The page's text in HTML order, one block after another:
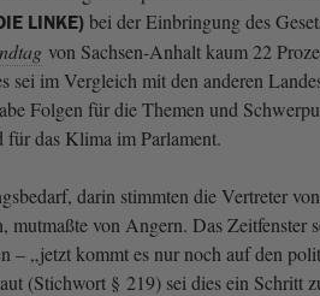
LINKE) bei der Einbringung des
von Sachsen-Anhalt kaum 22
sei im Vergleich mit den anderen
Folgen für die Themen und
für das Klima im Parlament.
darin stimmten die Vertreter
mutmaßte von Angern. Das Zeitfenster
– „jetzt kommt es nur noch auf den
(Stichwort § 219) sei dies ein Schritt